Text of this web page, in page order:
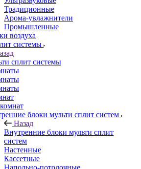
Традиционные
Арома-увлажнители
Промышленные
воздуха
системы
сплит системы
блоки мульти сплит систем
Назад
Внутренние блоки мульти сплит
систем
Настенные
Кассетные
Напольно-потолочные